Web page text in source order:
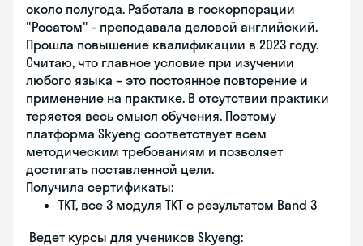
около полугода. Работала в госкорпорации
"Росатом" - преподавала деловой английский.
Прошла повышение квалификации в 2023 году.
Считаю, что главное условие при изучении
любого языка – это постоянное повторение и
применение на практике. В отсутствии практики
теряется весь смысл обучения. Поэтому
платформа Skyeng соответствует всем
методическим требованиям и позволяет
достигать поставленной цели.
Получила сертификаты:
TKT, все 3 модуля TKT с результатом Band 3
Ведет курсы для учеников Skyeng: